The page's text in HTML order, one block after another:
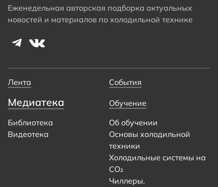
Еженедельная авторская подборка актуальных
новостей и материалов по холодильной технике
Лента События
Медиатека
Библиотека
Видеотека
Обучение
Об обучении
Основы холодильной
техники
Холодильные системы на
CO₂
Чиллеры.